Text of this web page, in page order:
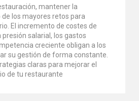
mantener la
los mayores retos para
El incremento de costes de
salarial, los gastos
creciente obligan a los
su gestión de forma constante.
claras para mejorar el
de tu restaurante